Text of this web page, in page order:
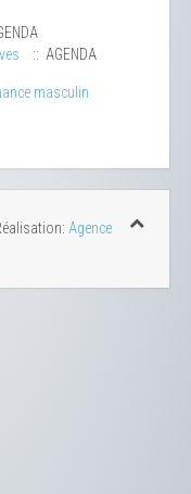
:: AGENDA
masculin
Agence